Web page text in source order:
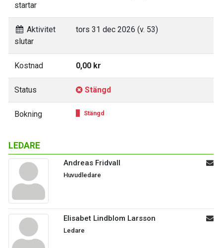
LEDARE
Andreas Fridvall
Huvudledare
Elisabet Lindblom Larsson
Ledare
startar
Aktivitet
slutar
tors 31 dec 2026 (v. 53)
Kostnad 0,00 kr
Status Stängd
Bokning Stängd